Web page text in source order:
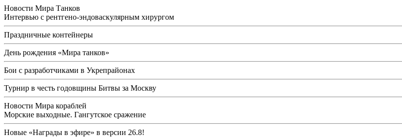
Новости Мира Танков
Интервью с рентгено-эндоваскулярным хирургом
Праздничные контейнеры
День рождения «Мира танков»
Бои с разработчиками в Укрепрайонах
Турнир в честь годовщины Битвы за Москву
Новости Мира кораблей
Морские выходные. Гангутское сражение
Новые «Награды в эфире» в версии 26.8!